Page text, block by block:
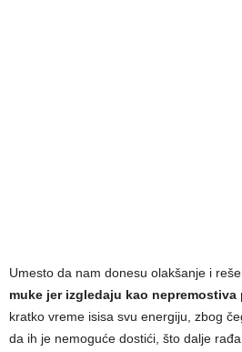
Umesto da nam donesu olakšanje i
muke jer izgledaju kao nepremostiva
kratko vreme isisa svu energiju, zbog
da ih je nemoguće dostići, što dalje